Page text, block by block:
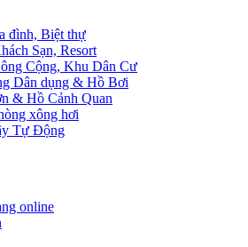
đình, Biệt thự
Sạn, Resort
Cộng, Khu Dân Cư
Dân dụng & Hồ Bơi
& Hồ Cảnh Quan
xông hơi
Tự Động
online